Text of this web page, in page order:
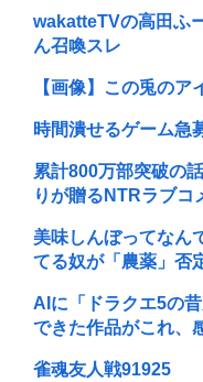
wakatteTVの高田ふ
ん召喚スレ
【画像】この兎の
時間潰せるゲーム急
累計800万部突破の
りが贈るNTRラブコ
美味しんぼってなん
てる奴が「農薬」否
AIに「ドラクエ5の
できた作品がこれ、
雀魂友人戦91925